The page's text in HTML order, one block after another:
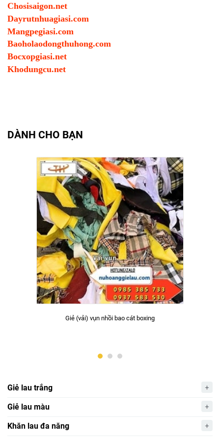
Chosisaigon.net
Dayrutnhuagiasi.com
Mangpegiasi.com
Baoholaodongthuhong.com
Bocxopgiasi.net
Khodungcu.net
DÀNH CHO BẠN
Giẻ (vải) vụn nhồi bao cát boxing
Giẻ lau trắng
Giẻ lau màu
Khăn lau đa năng